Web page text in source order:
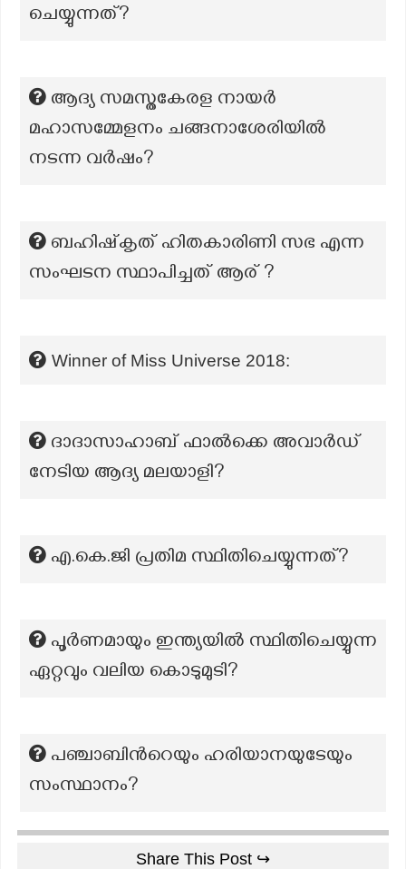
ചെയ്യുന്നത്?
ആദ്യ സമസ്തകേരള നായർ
മഹാസമ്മേളനം ചങ്ങനാശേരിയിൽ
നടന്ന വർഷം?
ബഹിഷ്‌കൃത് ഹിതകാരിണി സഭ എന്ന
സംഘടന സ്ഥാപിച്ചത് ആര് ?
Winner of Miss Universe 2018:
ദാദാസാഹാബ് ഫാൽക്കെ അവാർഡ്
നേടിയ ആദ്യ മലയാളി?
എ.കെ.ജി പ്രതിമ സ്ഥിതിചെയ്യുന്നത്?
പൂർണമായും ഇന്ത്യയിൽ സ്ഥിതിചെയ്യുന്ന
ഏറ്റവും വലിയ കൊടുമുടി?
പഞ്ചാബിന്‍റെയും ഹരിയാനയുടേയും
സംസ്ഥാനം?
Share This Post ↪